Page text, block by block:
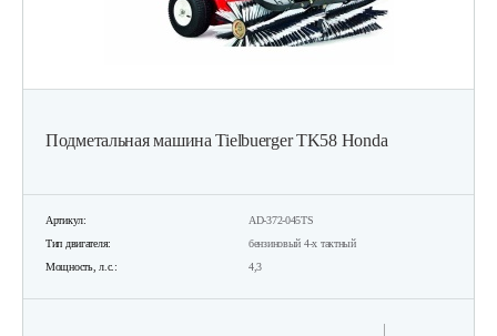
Подметальная машина Tielbuerger TK58 Honda
Артикул:
AD-372-045TS
Тип двигателя:
бензиновый 4-х тактный
Мощность, л.с.:
4,3